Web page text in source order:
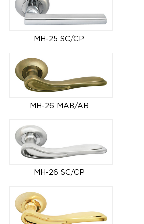
MH-25 SC/CP
MH-26 MAB/AB
MH-26 SC/CP